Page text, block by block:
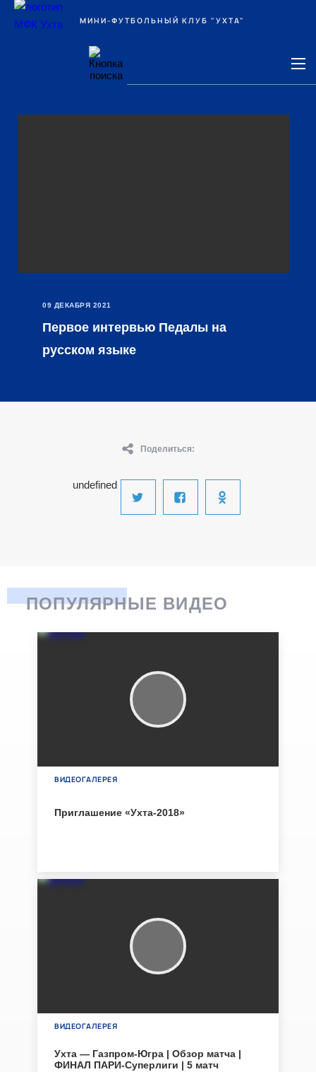
Ухта МИНИ-ФУТБОЛЬНЫЙ КЛУБ "УХТА"
09 ДЕКАБРЯ 2021
Первое интервью Педалы на
русском языке
Поделиться:
undefined
ПОПУЛЯРНЫЕ ВИДЕО
ВИДЕОГАЛЕРЕЯ
Приглашение «Ухта-2018»
ВИДЕОГАЛЕРЕЯ
Ухта — Газпром-Югра | Обзор матча |
ФИНАЛ ПАРИ-Суперлиги | 5 матч